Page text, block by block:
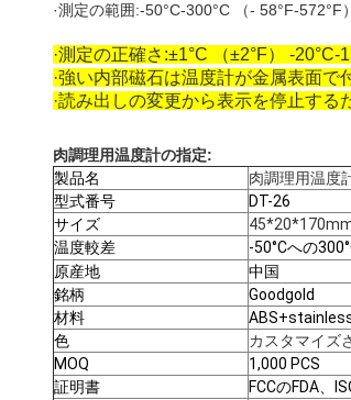
·測定の範囲:-50°C-300°C （- 58°F-572°F
·測定の正確さ:±1°C （±2°F） -20°C-
·強い内部磁石は温度計が金属表面で
·読み出しの変更から表示を停止する
肉調理用温度計の指定:
製品名
肉調理用温度
型式番号
DT-26
サイズ
温度較差
-50°Cへの
原産地
中国
銘柄
Goodgold
材料
色
カスタマイズ
MOQ
1,000 PCS
証明書
FCCのFDA、